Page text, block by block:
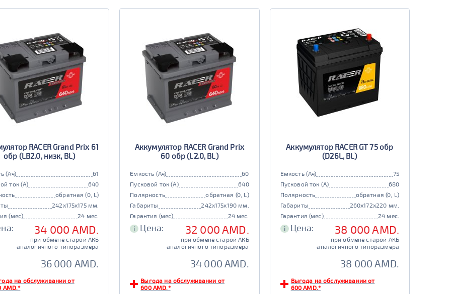
RACER Grand Prix 61
обр (LB2.0, низк, BL)
(Ач)
61
ток (А)
640
обратная (0, L)
242x175x175 мм.
(мес)
24 мес.
34 000 AMD.
при обмене старой АКБ
аналогичного типоразмера
36 000 AMD.
на обслуживании от
AMD.*
Аккумулятор RACER Grand Prix
60 обр (L2.0, BL)
Емкость (Ач)
60
Пусковой ток (А)
640
Полярность
обратная (0, L)
Габариты
242x175x190 мм.
Гарантия (мес)
24 мес.
i Цена: 32 000 AMD.
при обмене старой АКБ
аналогичного типоразмера
34 000 AMD.
Выгода на обслуживании от
600 AMD.*
Аккумулятор RACER GT 75 обр
(D26L, BL)
Емкость (Ач)
75
Пусковой ток (А)
680
Полярность
обратная (0, L)
Габариты
260x172x220 мм.
Гарантия (мес)
24 мес.
i Цена: 38 000 AMD.
при обмене старой АКБ
аналогичного типоразмера
38 000 AMD.
Выгода на обслуживании от
600 AMD.*